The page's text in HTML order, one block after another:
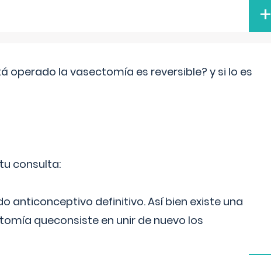
+
operado la vasectomía es reversible? y si lo es
consulta:
anticonceptivo definitivo. Así bien existe una
queconsiste en unir de nuevo los